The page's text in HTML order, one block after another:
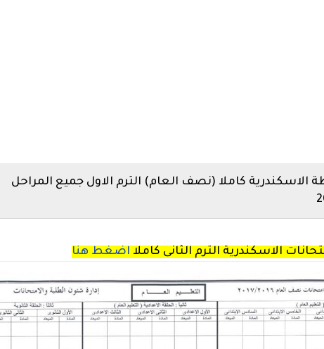
كاملا (نصف العام) الترم الاول جميع المراحل
الاسكندرية الترم الثانى كاملا اضغط هنا